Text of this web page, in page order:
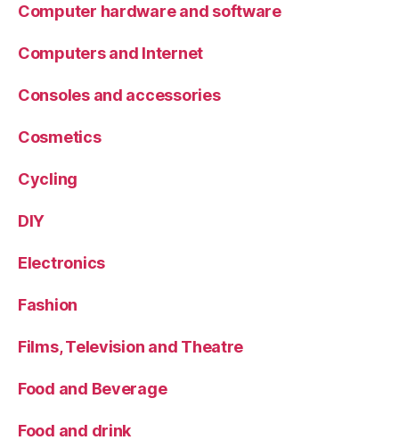
Computer hardware and software
Computers and Internet
Consoles and accessories
Cosmetics
Cycling
DIY
Electronics
Fashion
Films, Television and Theatre
Food and Beverage
Food and drink